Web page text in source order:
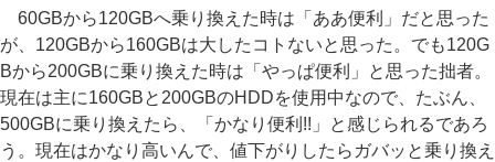
60GBから120GBへ乗り換えた時は「ああ便利」だと思った
が、120GBから160GBは大したコトないと思った。でも120G
Bから200GBに乗り換えた時は「やっぱ便利」と思った拙者。
現在は主に160GBと200GBのHDDを使用中なので、たぶん、
500GBに乗り換えたら、「かなり便利!!」と感じられるであろ
う。現在はかなり高いんで、値下がりしたらガバッと乗り換え